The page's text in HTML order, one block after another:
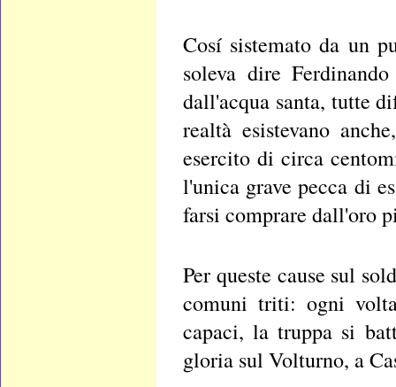
Cosí sistemato da un
soleva dire
dall'acqua santa, tutte
realtà esistevano
esercito di circa
l'unica grave pecca di
farsi comprare dall'oro
Per queste cause sul
comuni triti: ogni
capaci, la truppa si
gloria sul Volturno, a